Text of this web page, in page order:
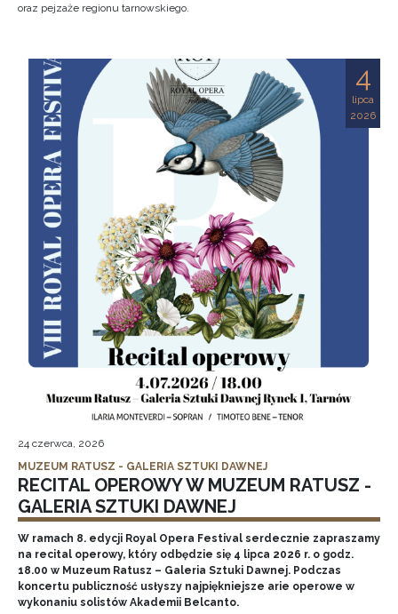
oraz pejzaże regionu tarnowskiego.
4
lipca
2026
24 czerwca, 2026
MUZEUM RATUSZ - GALERIA SZTUKI DAWNEJ
RECITAL OPEROWY W MUZEUM RATUSZ -
GALERIA SZTUKI DAWNEJ
W ramach 8. edycji Royal Opera Festival serdecznie zapraszamy
na recital operowy, który odbędzie się 4 lipca 2026 r. o godz.
18.00 w Muzeum Ratusz – Galeria Sztuki Dawnej. Podczas
koncertu publiczność usłyszy najpiękniejsze arie operowe w
wykonaniu solistów Akademii Belcanto.